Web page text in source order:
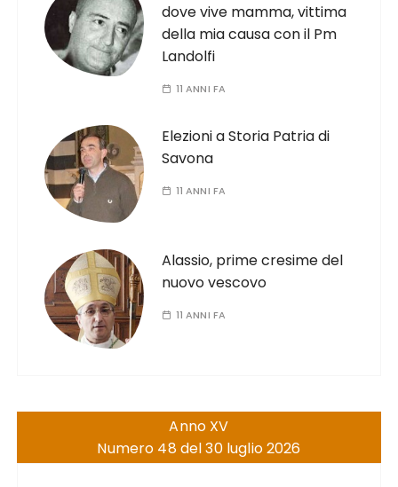
dove vive mamma, vittima
della mia causa con il Pm
Landolfi
11 ANNI FA
Elezioni a Storia Patria di
Savona
11 ANNI FA
Alassio, prime cresime del
nuovo vescovo
11 ANNI FA
Anno XV
Numero 48 del 30 luglio 2026